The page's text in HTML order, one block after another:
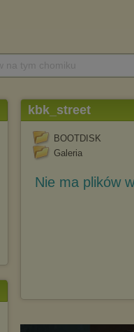
kbk_street
BOOTDISK
Galeria
Nie ma plików